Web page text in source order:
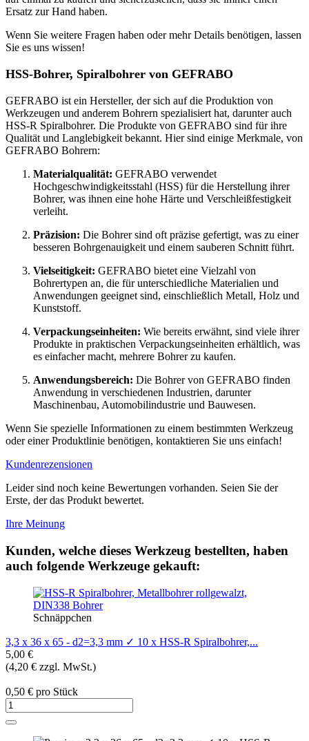
Ersatz zur Hand haben.
Wenn Sie weitere Fragen haben oder mehr Details benötigen, lassen
Sie es uns wissen!
HSS-Bohrer, Spiralbohrer von GEFRABO
GEFRABO ist ein Hersteller, der sich auf die Produktion von
Werkzeugen und anderem Bohrern spezialisiert hat, darunter auch
HSS-R Spiralbohrer. Die Produkte von GEFRABO sind für ihre
Qualität und Langlebigkeit bekannt. Hier sind einige Merkmale, von
GEFRABO Bohrern:
Materialqualität: GEFRABO verwendet
Hochgeschwindigkeitsstahl (HSS) für die Herstellung ihrer
Bohrer, was ihnen eine hohe Härte und Verschleißfestigkeit
verleiht.
Präzision: Die Bohrer sind oft präzise gefertigt, was zu einer
besseren Bohrgenauigkeit und einem sauberen Schnitt führt.
Vielseitigkeit: GEFRABO bietet eine Vielzahl von
Bohrertypen an, die für unterschiedliche Materialien und
Anwendungen geeignet sind, einschließlich Metall, Holz und
Kunststoff.
Verpackungseinheiten: Wie bereits erwähnt, sind viele ihrer
Produkte in praktischen Verpackungseinheiten erhältlich, was
es einfacher macht, mehrere Bohrer zu kaufen.
Anwendungsbereich: Die Bohrer von GEFRABO finden
Anwendung in verschiedenen Industrien, darunter
Maschinenbau, Automobilindustrie und Bauwesen.
Wenn Sie spezielle Informationen zu einem bestimmten Werkzeug
oder einer Produktlinie benötigen, kontaktieren Sie uns einfach!
Kundenrezensionen
Leider sind noch keine Bewertungen vorhanden. Seien Sie der
Erste, der das Produkt bewertet.
Ihre Meinung
Kunden, welche dieses Werkzeug bestellten, haben
auch folgende Werkzeuge gekauft:
Schnäppchen
3,3 x 36 x 65 - d2=3,3 mm ✓ 10 x HSS-R Spiralbohrer,...
5,00 €
(4,20 € zzgl. MwSt.)
0,50 € pro Stück